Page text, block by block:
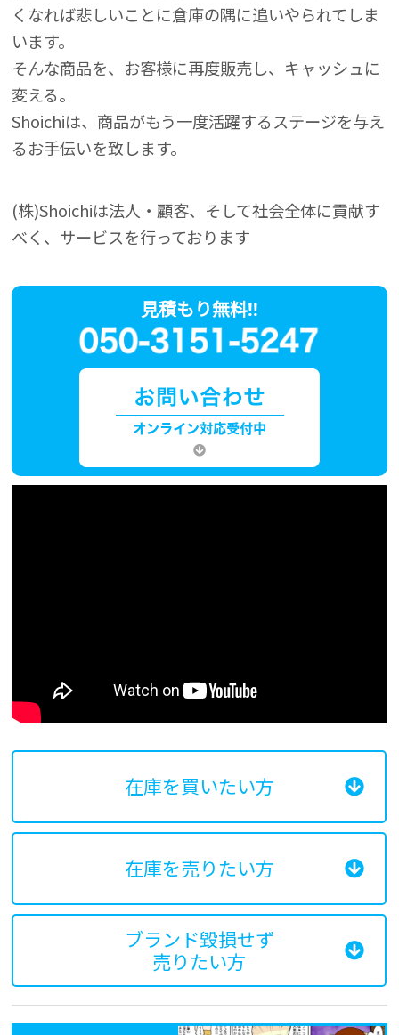
くなれば悲しいことに倉庫の隅に追いやられてしま
います。
そんな商品を、お客様に再度販売し、キャッシュに
変える。
Shoichiは、商品がもう一度活躍するステージを与え
るお手伝いを致します。
(株)Shoichiは法人・顧客、そして社会全体に貢献す
べく、サービスを行っております
見積もり無料!!
在庫を買いたい方
在庫を売りたい方
ブランド毀損せず
売りたい方